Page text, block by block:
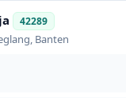
42289
, Banten